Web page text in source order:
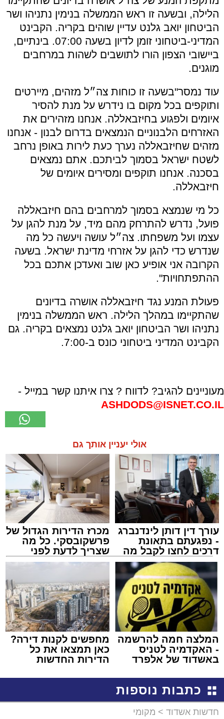
הלילה, ובשעה זו ראש הממשלה בנימין נתניהו ושר
הביטחון יואב גלנט עדיין שוהים בקריה. הקבינט
המדיני-ביטחוני זומן לדיון בשעה 07:00. בינתיים,
ביישובי הצפון הורו לתושבים לשהות במרחבים
מוגנים.
עוד נמסר"בשעה זו כוחות צה״ל מזהים, מיירטים
ותוקפים בכל מקום בו נידרש על מנת להסיר
איומים ולפגוע בחיזבאללה. אנחנו מזהירים את
האזרחים הלבנוניים הנמצאים בדרום לבנון - אנחנו
מזהים שחיזבאללה נערך כעת לירות באופן נרחב
לשטח ישראל בסמוך לביתכם. אתם נמצאים
בסכנה. אנחנו תוקפים ומסירים איומים של
חיזבאללה.
כל מי שנמצא בסמוך למרחבים בהם חיזבאללה
פועל, נדרש להתרחק מהם מיד, על מנת להגן על
עצמו ועל משפחתו. צה״ל עושה ויעשה כל מה
שנדרש כדי להגן על אזרחי מדינת ישראל. בשעה
הקרובה אני אופיע כאן שוב ואעדכן אתכם בכל
ההתפתחויות".
פעולת המנע נגד חיזבאללה אושרה בדיונים
שהתקיימו במהלך הלילה. ראש הממשלה בנימין
נתניהו ושר הביטחון יואב גלנט נמצאים בקריה. גם
הקבינט המדיני ביטחוני כונס ב-7:00.
מעוניינים להגיב? לדווח ? צרו איתנו קשר במייל -
ASHDODS@ISNET.CO.IL
אולי יעניין אותך גם
עורך דין דותן לינדנברג
- נפגעתם בתאונת
דרכים לחצו לקבל מה
שמגיע לכם
מכרז הדירות הגדול של
פרשקובסקי. כל מה
שצריך לדעת לפני
שמגישים הצעה לדירה
המלצה חמה להרשמה
- האקדמיה לטניס
באשדוד של אלפרד
מחפשים לקנות דירה?
כאן תמצאו את כל
הדירות החדשות
כתבות נוספות
חדשות אשדוד > מקומי